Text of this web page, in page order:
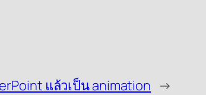
แล้วเป็น animation →